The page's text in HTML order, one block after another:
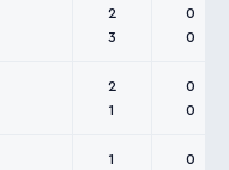
2
3
0
0
2
1
0
0
1
0